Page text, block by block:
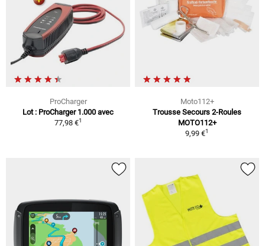
ProCharger
Lot : ProCharger 1.000 avec
77,98 €1
Moto112+
Trousse Secours 2-Roules
MOTO112+
9,99 €1